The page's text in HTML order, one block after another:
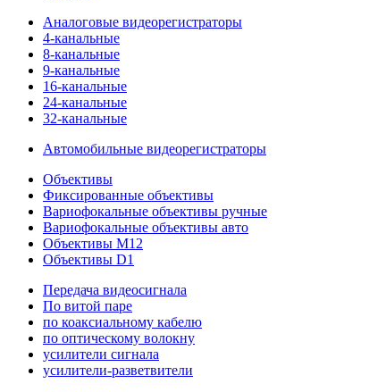
Аналоговые видеорегистраторы
4-канальные
8-канальные
9-канальные
16-канальные
24-канальные
32-канальные
Автомобильные видеорегистраторы
Объективы
Фиксированные объективы
Вариофокальные объективы ручные
Вариофокальные объективы авто
Объективы M12
Объективы D1
Передача видеосигнала
По витой паре
по коаксиальному кабелю
по оптическому волокну
усилители сигнала
усилители-разветвители